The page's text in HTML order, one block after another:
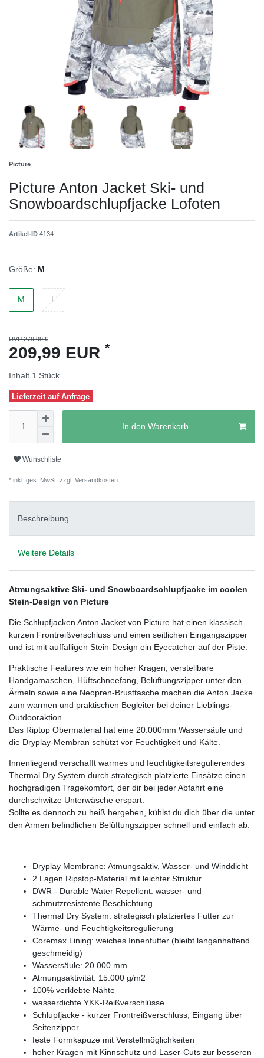
Picture
Picture Anton Jacket Ski- und
Snowboardschlupfjacke Lofoten
Artikel-ID 4134
Größe: M
M L
UVP 279,99 €
209,99 EUR *
Inhalt 1 Stück
Lieferzeit auf Anfrage
In den Warenkorb
Wunschliste
* inkl. ges. MwSt. zzgl. Versandkosten
Beschreibung
Weitere Details
Atmungsaktive Ski- und Snowboardschlupfjacke im coolen
Stein-Design von Picture
Die Schlupfjacken Anton Jacket von Picture hat einen klassisch
kurzen Frontreißverschluss und einen seitlichen Eingangszipper
und ist mit auffälligen Stein-Design ein Eyecatcher auf der Piste.
Praktische Features wie ein hoher Kragen, verstellbare
Handgamaschen, Hüftschneefang, Belüftungszipper unter den
Ärmeln sowie eine Neopren-Brusttasche machen die Anton Jacke
zum warmen und praktischen Begleiter bei deiner Lieblings-
Outdooraktion.
Das Riptop Obermaterial hat eine 20.000mm Wassersäule und
die Dryplay-Membran schützt vor Feuchtigkeit und Kälte.
Innenliegend verschafft warmes und feuchtigkeitsregulierendes
Thermal Dry System durch strategisch platzierte Einsätze einen
hochgradigen Tragekomfort, der dir bei jeder Abfahrt eine
durchschwitze Unterwäsche erspart.
Sollte es dennoch zu heiß hergehen, kühlst du dich über die unter
den Armen befindlichen Belüftungszipper schnell und einfach ab.
Dryplay Membrane: Atmungsaktiv, Wasser- und Winddicht
2 Lagen Ripstop-Material mit leichter Struktur
DWR - Durable Water Repellent: wasser- und
schmutzresistente Beschichtung
Thermal Dry System: strategisch platziertes Futter zur
Wärme- und Feuchtigkeitsregulierung
Coremax Lining: weiches Innenfutter (bleibt langanhaltend
geschmeidig)
Wassersäule: 20.000 mm
Atmungsaktivität: 15.000 g/m2
100% verklebte Nähte
wasserdichte YKK-Reißverschlüsse
Schlupfjacke - kurzer Frontreißverschluss, Eingang über
Seitenzipper
feste Formkapuze mit Verstellmöglichkeiten
hoher Kragen mit Kinnschutz und Laser-Cuts zur besseren